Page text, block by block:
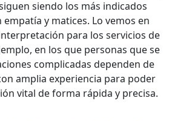
siendo los más indicados
y matices. Lo vemos en
para los servicios de
en los que personas que se
complicadas dependen de
amplia experiencia para poder
vital de forma rápida y precisa.